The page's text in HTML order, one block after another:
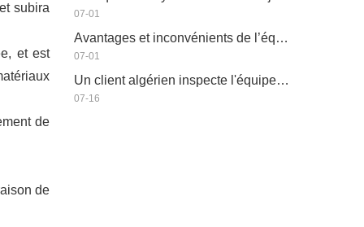
subira
et est
de
de
07-01
Avantages et inconvénients de l’équipement d’irrigation économe en eau
07-01
Un client algérien inspecte l'équipement de production de tuyaux plats de HWYAA
07-16